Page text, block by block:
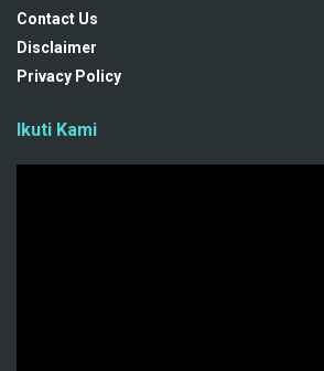
Contact Us
Disclaimer
Privacy Policy
Ikuti Kami